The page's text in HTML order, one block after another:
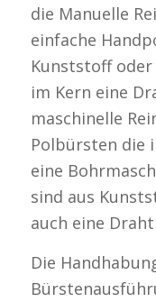
die Manuelle
einfache
Kunststoff
im Kern eine
maschinelle
Polbürsten die
eine
sind aus
auch eine
Die